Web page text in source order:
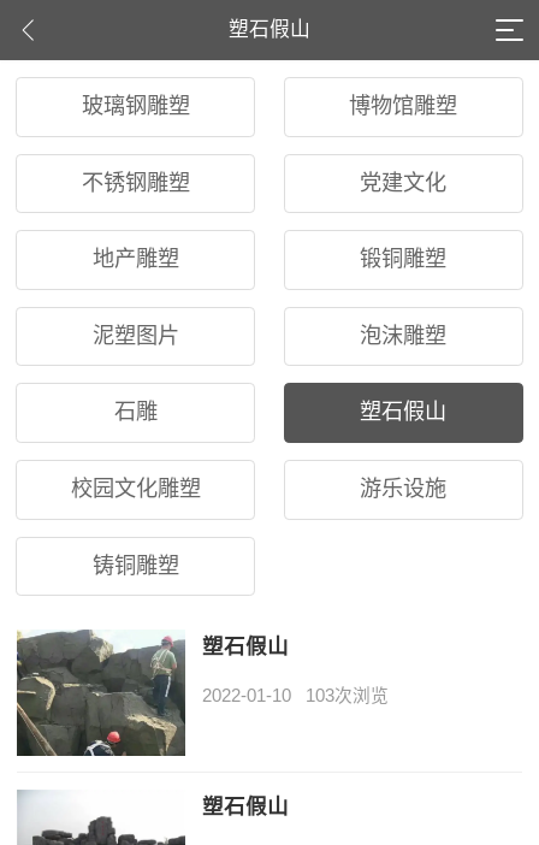
塑石假山
玻璃钢雕塑 博物馆雕塑
不锈钢雕塑 党建文化
地产雕塑 锻铜雕塑
泥塑图片 泡沫雕塑
石雕 塑石假山
校园文化雕塑 游乐设施
铸铜雕塑
塑石假山
2022-01-10 103次浏览
塑石假山